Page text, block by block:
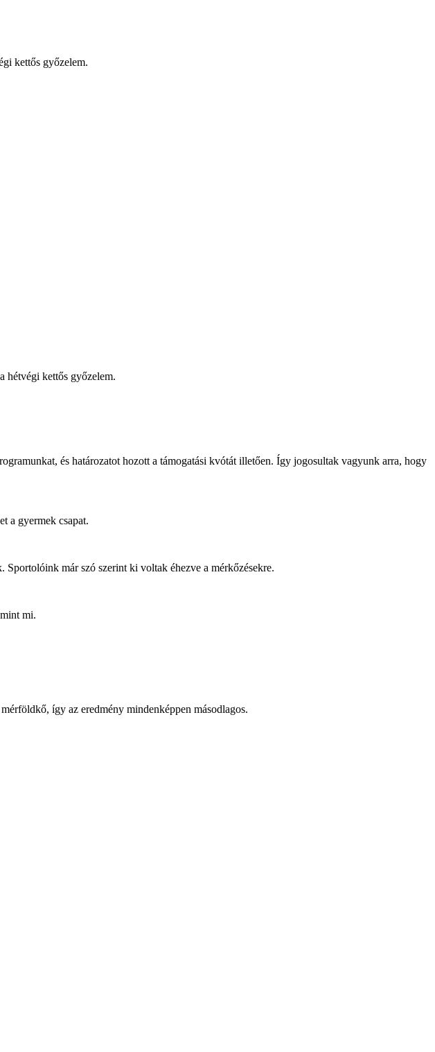
kettős győzelem.
hétvégi kettős győzelem.
és határozatot hozott a támogatási kvótát illetően. Így jogosultak vagyunk arra, hogy
a gyermek csapat.
már szó szerint ki voltak éhezve a mérkőzésekre.
mi.
így az eredmény mindenképpen másodlagos.